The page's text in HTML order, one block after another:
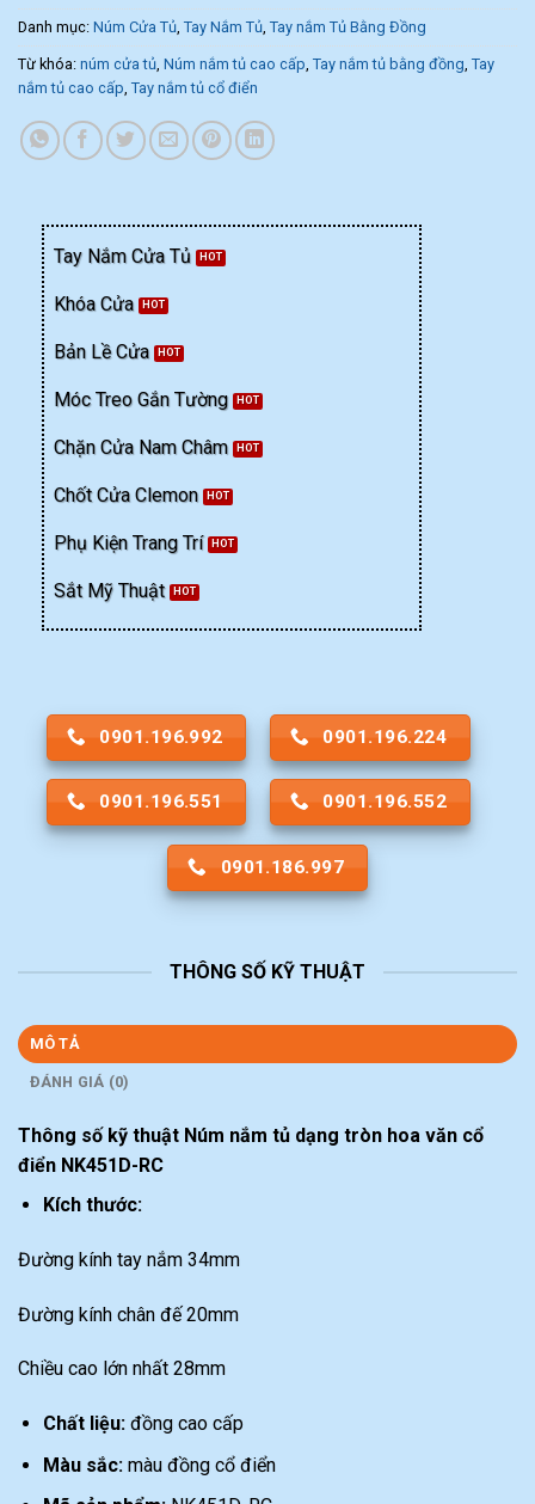
Danh mục: Núm Cửa Tủ Tay Nắm Tủ Tay nắm Tủ Bằng Đồng
Từ khóa: núm cửa tủ Núm nắm tủ cao cấp Tay nắm tủ bằng đồng Tay
nắm tủ cao cấp Tay nắm tủ cổ điển
Tay Nắm Cửa Tủ
Khóa Cửa
Bản Lề Cửa
Móc Treo Gắn Tường
Chặn Cửa Nam Châm
Chốt Cửa Clemon
Phụ Kiện Trang Trí
Sắt Mỹ Thuật
0901.196.992 0901.196.224
0901.196.551 0901.196.552
0901.186.997
THÔNG SỐ KỸ THUẬT
MÔ TẢ
ĐÁNH GIÁ (0)
Thông số kỹ thuật Núm nắm tủ dạng tròn hoa văn cổ
điển NK451D-RC
Kích thước:
Đường kính tay nắm 34mm
Đường kính chân đế 20mm
Chiều cao lớn nhất 28mm
Chất liệu:đồng cao cấp
Màu sắc:màu đồng cổ điển